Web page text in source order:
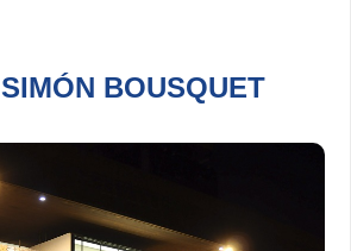
SIMÓN BOUSQUET